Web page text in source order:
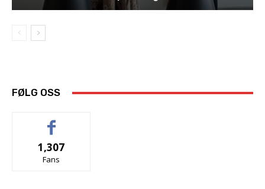
FØLG OSS
1,307
Fans